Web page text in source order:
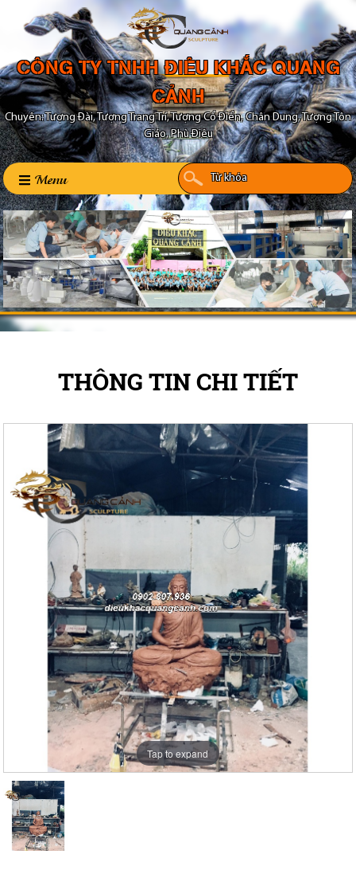
CÔNG TY TNHH ĐIÊU KHẮC QUANG
CẢNH
Chuyên: Tượng Đài, Tượng Trang Trí, Tượng Cổ Điển, Chân Dung, Tượng Tôn
Giáo, Phù Điêu
Menu
THÔNG TIN CHI TIẾT
Tap to expand